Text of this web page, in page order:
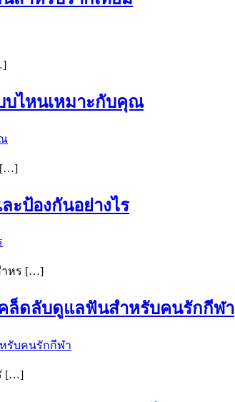
บไหนเหมาะกับคุณ
[…]
ะป้องกันอย่างไร
ำหร […]
ล็ดลับดูแลฟันสำหรับคนรักกีฬา
[…]